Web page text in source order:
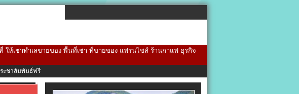
ห้เช่าทำเลขายของ พื้นที่เช่า ที่ขายของ แฟรนไชส์ ร้านกาแฟ ธุรกิจ
ะชาสัมพันธ์ฟรี